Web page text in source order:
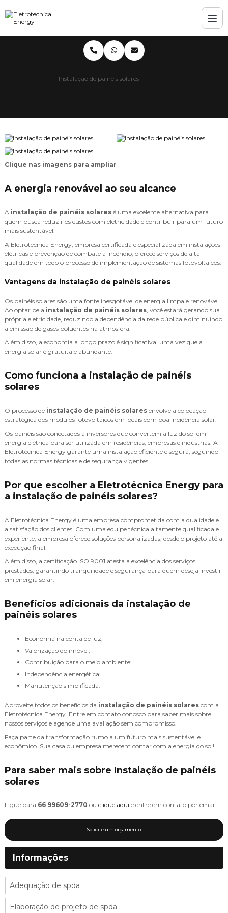
Instalação de painéis solares
Clique nas imagens para ampliar
A energia renovável ao seu alcance
A instalação de painéis solares é uma excelente alternativa para
quem busca reduzir os custos com eletricidade e contribuir para um futuro
mais sustentável.
A Eletrotécnica Energy, empresa certificada e especializada em instalações
elétricas e prevenção de combate a incêndio, oferece serviços de alta
qualidade em todo o processo de implementação de sistemas fotovoltaicos.
Vantagens da instalação de painéis solares
Os painéis solares são uma fonte inesgotável de energia limpa e renovável.
Ao optar pela instalação de painéis solares , você estará gerando sua
própria eletricidade, reduzindo a dependência da rede pública e diminuindo
a emissão de gases poluentes na atmosfera.
Além disso, a economia a longo prazo é significativa, uma vez que a
energia solar é gratuita e abundante.
Como funciona a instalação de painéis
solares
O processo de instalação de painéis solares envolve a colocação
estratégica dos módulos fotovoltaicos em locais com boa incidência solar.
Os painéis são conectados a inversores que convertem a luz do sol em
energia elétrica para ser utilizada em residências, empresas e indústrias. A
Eletrotécnica Energy garante uma instalação eficiente e segura, seguindo
todas as normas técnicas e de segurança vigentes.
Por que escolher a Eletrotécnica Energy para
a instalação de painéis solares?
A Eletrotécnica Energy é uma empresa comprometida com a qualidade e
a satisfação dos clientes. Com uma equipe técnica altamente qualificada e
experiente, a empresa oferece soluções personalizadas, desde o projeto até a
execução final.
Além disso, a certificação ISO 9001 atesta a excelência dos serviços
prestados, garantindo tranquilidade e segurança para quem deseja investir
em energia solar.
Benefícios adicionais da instalação de
painéis solares
Economia na conta de luz;
Valorização do imóvel;
Contribuição para o meio ambiente;
Independência energética;
Manutenção simplificada.
Aproveite todos os benefícios da instalação de painéis solares com a
Eletrotécnica Energy. Entre em contato conosco para saber mais sobre
nossos serviços e agende uma avaliação sem compromisso.
Faça parte da transformação rumo a um futuro mais sustentável e
econômico. Sua casa ou empresa merecem contar com a energia do sol!
Para saber mais sobre Instalação de painéis
solares
Ligue para 66 99609-2770 ou clique aqui e entre em contato por email.
Solicite um orçamento
Informações
Adequação de spda
Elaboração de projeto de spda